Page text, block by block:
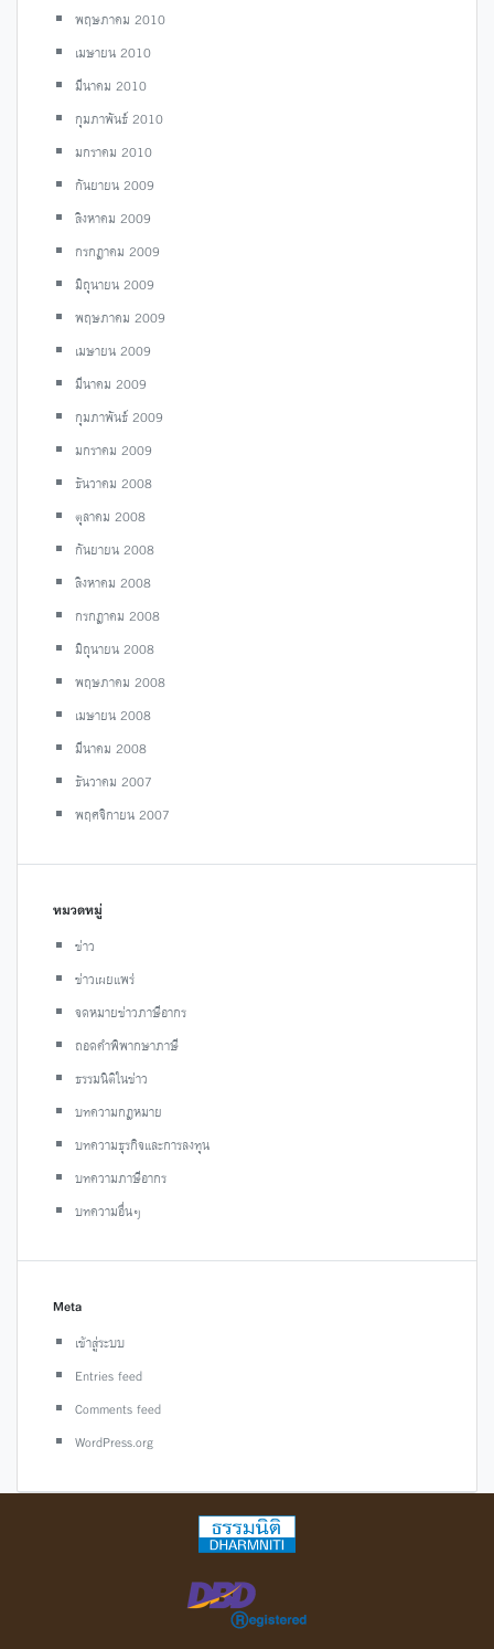
พฤษภาคม 2010
เมษายน 2010
มีนาคม 2010
กุมภาพันธ์ 2010
มกราคม 2010
กันยายน 2009
สิงหาคม 2009
กรกฎาคม 2009
มิถุนายน 2009
พฤษภาคม 2009
เมษายน 2009
มีนาคม 2009
กุมภาพันธ์ 2009
มกราคม 2009
ธันวาคม 2008
ตุลาคม 2008
กันยายน 2008
สิงหาคม 2008
กรกฎาคม 2008
มิถุนายน 2008
พฤษภาคม 2008
เมษายน 2008
มีนาคม 2008
ธันวาคม 2007
พฤศจิกายน 2007
หมวดหมู่
ข่าว
ข่าวเผยแพร่
จดหมายข่าวภาษีอากร
ถอดคำพิพากษาภาษี
ธรรมนิติในข่าว
บทความกฎหมาย
บทความธุรกิจและการลงทุน
บทความภาษีอากร
บทความอื่นๆ
Meta
เข้าสู่ระบบ
Entries feed
Comments feed
WordPress.org